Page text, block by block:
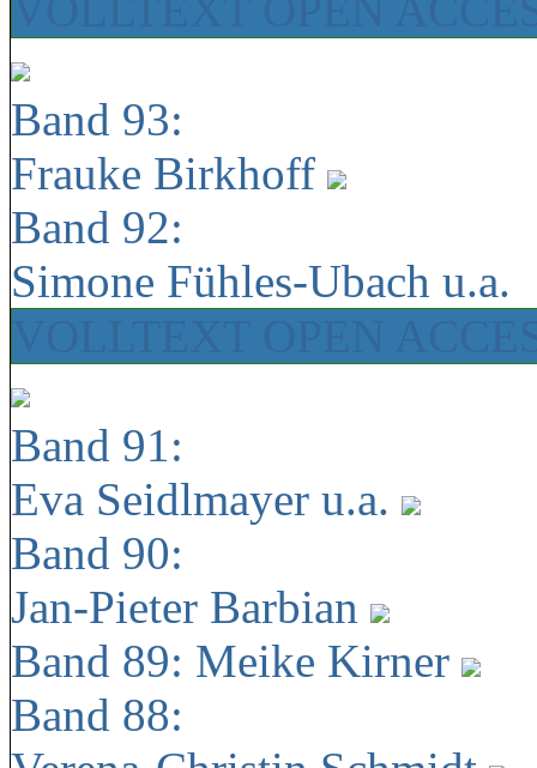
Band 93:
Frauke Birkhoff
Band 92:
Simone Fühles-Ubach u.a.
Band 91:
Eva Seidlmayer u.a.
Band 90:
Jan-Pieter Barbian
Band 89: Meike Kirner
Band 88: